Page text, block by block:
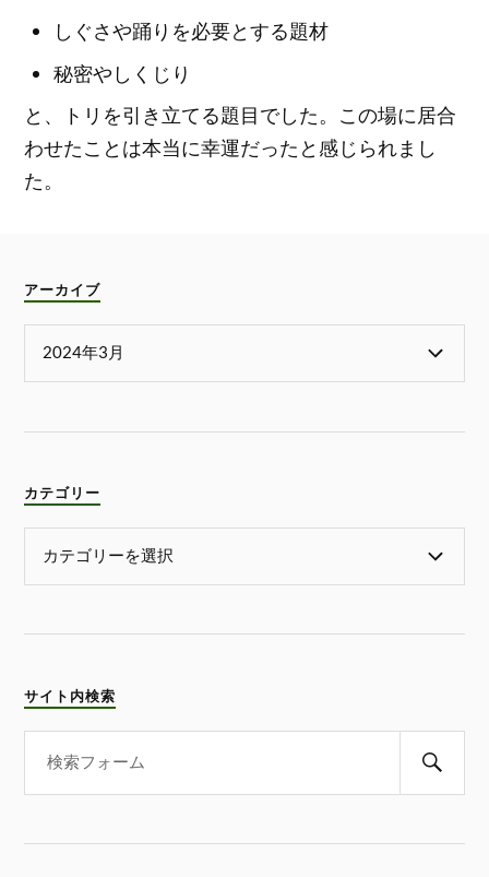
しぐさや踊りを必要とする題材
秘密やしくじり
と、トリを引き立てる題目でした。この場に居合
わせたことは本当に幸運だったと感じられまし
た。
アーカイブ
カテゴリー
サイト内検索